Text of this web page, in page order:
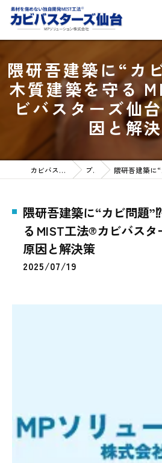
隈研吾建築に“
木質建築を守る
ビバスターズ仙
因と解
カビバスターズ仙台HOME ブログ 隈研吾建築に“カビ問題”⁉──木質
隈研吾建築に“カビ問題
る MIST工法®カビバス
原因と解決策
2025/07/19